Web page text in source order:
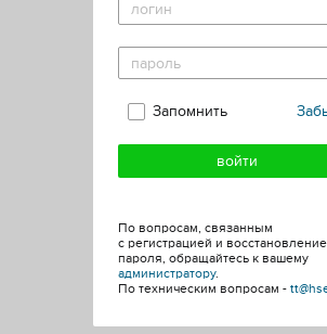
Запомнить
По вопросам, связанным
с регистрацией и
пароля, обращайтесь к вашему
администратору.
По техническим вопросам -